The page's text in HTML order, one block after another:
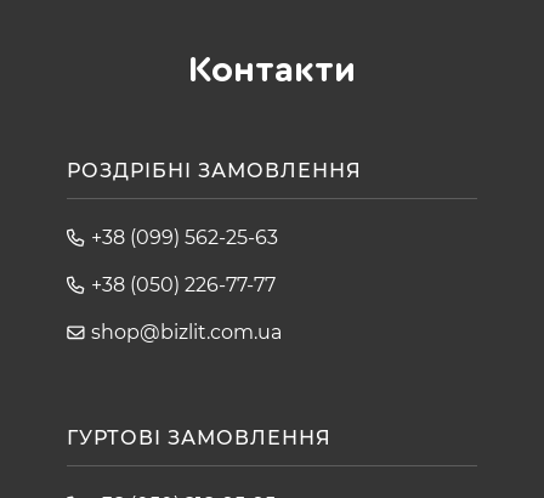
Контакти
РОЗДРІБНІ ЗАМОВЛЕННЯ
+38 (099) 562-25-63
+38 (050) 226-77-77
shop@bizlit.com.ua
ГУРТОВІ ЗАМОВЛЕННЯ